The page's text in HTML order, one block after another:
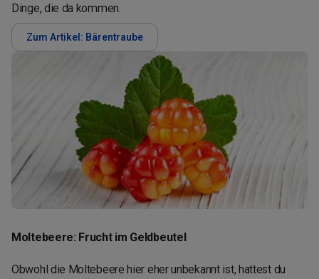
Dinge, die da kommen.
Zum Artikel: Bärentraube
Moltebeere: Frucht im Geldbeutel
Obwohl die Moltebeere hier eher unbekannt ist, hattest du